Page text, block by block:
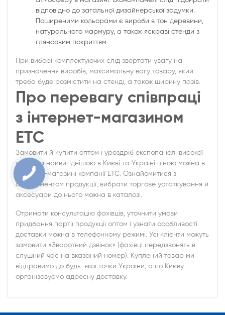
відповідно до загальної дизайнерської задумки.
Поширеними кольорами є вироби в тон деревини,
натурального мармуру, а також яскраві стенди з
глянсовим покриттям.
При виборі комплектуючих слід звертати увагу на
призначення виробів, максимальну вагу товару, який
треба буде розмістити на стенді, а також ширину пазів.
Про перевагу співпраці
з інтернет-магазином
ЕТС
Замовити й купити оптом і уроздріб експопанелі високої
якості за найвигіднішою в Києві та Україні ціною можна в
інтернет-магазині компанії ЕТС. Ознайомитися з
асортиментом продукції, вибрати торгове устаткування й
аксесуари до нього можна в каталозі.
Отримати консультацію фахівців, уточнити умови
придбання партії продукції оптом і узнати особливості
доставки можна в телефонному режимі. Усі клієнти можуть
замовити «Зворотний дзвінок» (фахівці передзвонять в
слушний час на вказаний номер). Куплений товар ми
відправимо до будь-якої точки України, а по Києву
організовуємо адресну доставку.